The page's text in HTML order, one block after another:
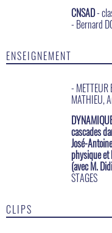
CNSAD-
- Bernard
ENSEIGNEMENT
- METTEUR
MATHIEU,
cascades
José-
physique et
(avec M.
STAGES
CLIPS